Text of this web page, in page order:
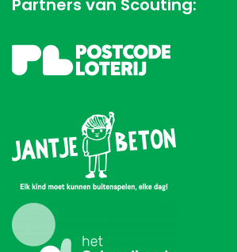
Partners van Scouting: